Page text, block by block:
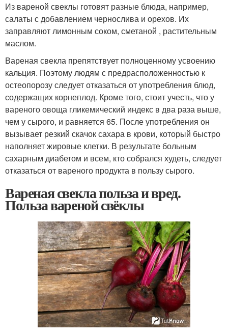
Из вареной свеклы готовят разные блюда, например,
салаты с добавлением чернослива и орехов. Их
заправляют лимонным соком, сметаной , растительным
маслом.
Вареная свекла препятствует полноценному усвоению
кальция. Поэтому людям с предрасположенностью к
остеопорозу следует отказаться от употребления блюд,
содержащих корнеплод. Кроме того, стоит учесть, что у
вареного овоща гликемический индекс в два раза выше,
чем у сырого, и равняется 65. После употребления он
вызывает резкий скачок сахара в крови, который быстро
наполняет жировые клетки. В результате больным
сахарным диабетом и всем, кто собрался худеть, следует
отказаться от вареного продукта в пользу сырого.
Вареная свекла польза и вред.
Польза вареной свёклы